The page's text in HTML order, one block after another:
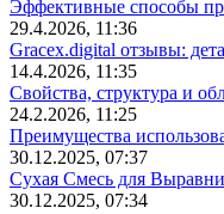
Эффективные способы
29.4.2026, 11:36
Gracex.digital отзывы:
14.4.2026, 11:35
Свойства, структура и
24.2.2026, 11:25
Преимущества
30.12.2025, 07:37
Сухая Смесь для
30.12.2025, 07:34